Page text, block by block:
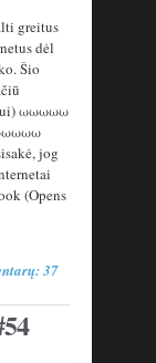
greitus
dėl
Šio
ωωωωω
jog
(Opens
37